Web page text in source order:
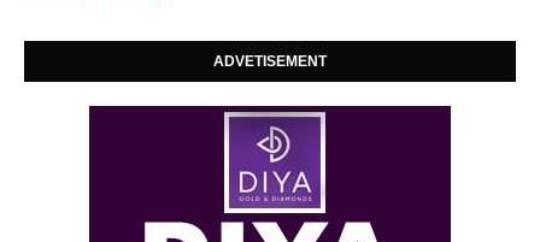
ADVETISEMENT